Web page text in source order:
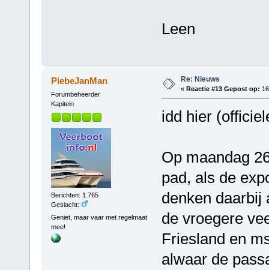
Leen
PiebeJanMan
Forumbeheerder
Kapitein
Berichten: 1.765
Geslacht:
Geniet, maar vaar met regelmaat
mee!
Re: Nieuws
« Reactie #13 Gepost op:
idd hier
Op maandag
pad, als de
denken daarbij
de vroegere
Friesland en
alwaar de